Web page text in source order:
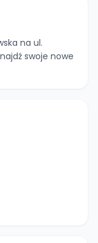
na ul.
swoje nowe